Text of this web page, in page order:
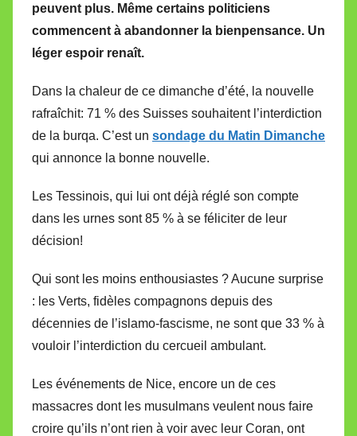
e
i
e
V
a
l
e
t
peuvent plus. Même certains politiciens
commencent à abandonner la bienpensance. Un
léger espoir renaît.
Dans la chaleur de ce dimanche d’été, la nouvelle
rafraîchit: 71 % des Suisses souhaitent l’interdiction
de la burqa. C’est un sondage du Matin Dimanche
qui annonce la bonne nouvelle.
Les Tessinois, qui lui ont déjà réglé son compte
dans les urnes sont 85 % à se féliciter de leur
décision!
Qui sont les moins enthousiastes ? Aucune surprise
: les Verts, fidèles compagnons depuis des
décennies de l’islamo-fascisme, ne sont que 33 % à
vouloir l’interdiction du cercueil ambulant.
Les événements de Nice, encore un de ces
massacres dont les musulmans veulent nous faire
croire qu’ils n’ont rien à voir avec leur Coran, ont